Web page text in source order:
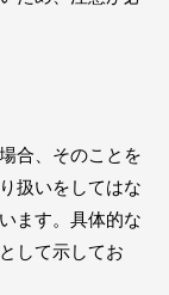
合、そのことを
扱いをしてはな
ます。具体的な
して示してお